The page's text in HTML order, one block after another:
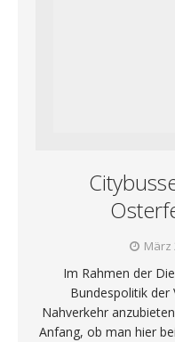
März
Im Rahmen der
Bundespolitik der
Nahverkehr
Anfang, ob man hier